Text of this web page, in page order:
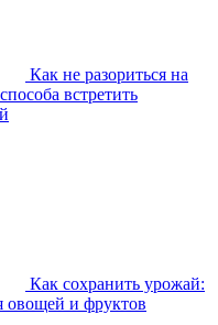
Как не разориться на
встретить
Как сохранить урожай:
овощей и фруктов